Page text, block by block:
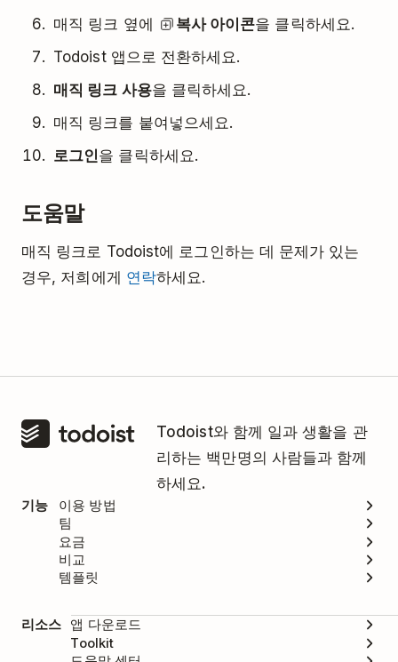
매직 링크 옆에 복사 아이콘을 클릭하세요.
Todoist 앱으로 전환하세요.
매직 링크 사용을 클릭하세요.
매직 링크를 붙여넣으세요.
로그인을 클릭하세요.
도움말
매직 링크로 Todoist에 로그인하는 데 문제가 있는
경우, 저희에게 연락하세요.
Todoist와 함께 일과 생활을 관
리하는 백만명의 사람들과 함께
하세요.
기능
이용 방법
팀
요금
비교
템플릿
리소스 앱 다운로드
Toolkit